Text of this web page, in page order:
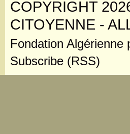
COPYRIGHT
CITOYENNE -
Fondation
Subscribe (RSS)